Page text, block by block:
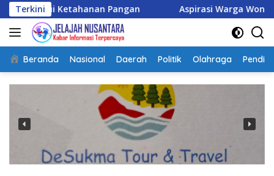
Langsung
ke
konten
Terkini
Ketahanan Pangan Aspirasi Warga Wonogiri di
Beranda Nasional Daerah Politik Olahraga